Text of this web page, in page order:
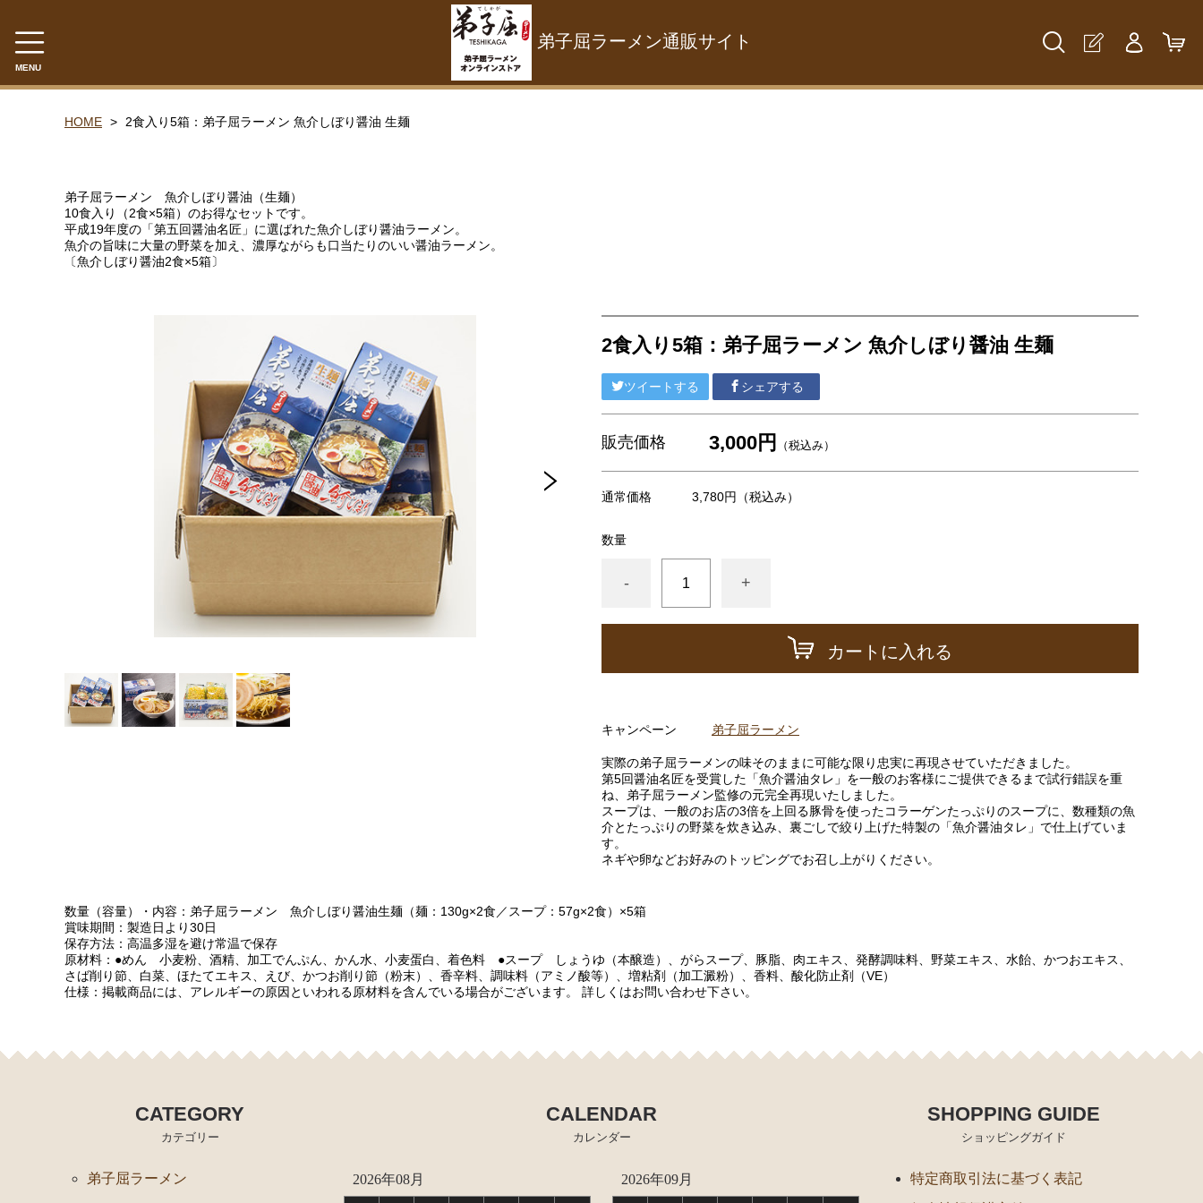
MENU
弟子屈ラーメン通販サイト
おすすめ「冷凍商品」一覧
弟子屈ラーメン
HOME 2食入り5箱：弟子屈ラーメン 魚介しぼり醤油 生麺
弟子屈ラーメン 魚介しぼり醤油（生麺）
10食入り（2食×5箱）のお得なセットです。
平成19年度の「第五回醤油名匠」に選ばれた魚介しぼり醤油ラーメン。
魚介の旨味に大量の野菜を加え、濃厚ながらも口当たりのいい醤油ラーメン。
〔魚介しぼり醤油2食×5箱〕
2食入り5箱：弟子屈ラーメン 魚介しぼり醤油 生麺
ツイートする シェアする
販売価格 3,000円 （税込み）
通常価格 3,780円 （税込み）
数量
- +
カートに入れる
キャンペーン 弟子屈ラーメン
実際の弟子屈ラーメンの味そのままに可能な限り忠実に再現させていただきました。
第5回醤油名匠を受賞した「魚介醤油タレ」を一般のお客様にご提供できるまで試行錯誤を重
ね、弟子屈ラーメン監修の元完全再現いたしました。
スープは、一般のお店の3倍を上回る豚骨を使ったコラーゲンたっぷりのスープに、数種類の魚
介とたっぷりの野菜を炊き込み、裏ごしで絞り上げた特製の「魚介醤油タレ」で仕上げていま
す。
ネギや卵などお好みのトッピングでお召し上がりください。
数量（容量）・内容：弟子屈ラーメン 魚介しぼり醤油生麺（麺：130g×2食／スープ：57g×2食）×5箱
賞味期間：製造日より30日
保存方法：高温多湿を避け常温で保存
原材料：●めん 小麦粉、酒精、加工でんぷん、かん水、小麦蛋白、着色料 ●スープ しょうゆ（本醸造）、がらスープ、豚脂、肉エキス、発酵調味料、野菜エキス、水飴、かつおエキス、
さば削り節、白菜、ほたてエキス、えび、かつお削り節（粉末）、香辛料、調味料（アミノ酸等）、増粘剤（加工澱粉）、香料、酸化防止剤（VE）
仕様：掲載商品には、アレルギーの原因といわれる原材料を含んでいる場合がございます。 詳しくはお問い合わせ下さい。
CATEGORY
カテゴリー
弟子屈ラーメン
CALENDAR
カレンダー
2026年08月 2026年09月
SHOPPING GUIDE
ショッピングガイド
特定商取引法に基づく表記